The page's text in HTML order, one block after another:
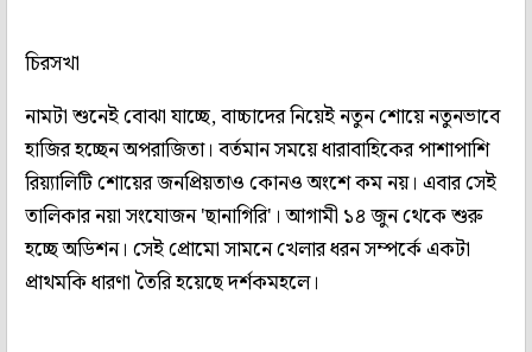
চিরসখা
নামটা শুনেই বোঝা যাচ্ছে, বাচ্চাদের নিয়েই নতুন শোয়ে নতুনভাবে
হাজির হচ্ছেন অপরাজিতা। বর্তমান সময়ে ধারাবাহিকের পাশাপাশি
রিয়্যালিটি শোয়ের জনপ্রিয়তাও কোনও অংশে কম নয়। এবার সেই
তালিকার নয়া সংযোজন 'ছানাগিরি'। আগামী ১৪ জুন থেকে শুরু
হচ্ছে অডিশন। সেই প্রোমো সামনে খেলার ধরন সম্পর্কে একটা
প্রাথমকি ধারণা তৈরি হয়েছে দর্শকমহলে।